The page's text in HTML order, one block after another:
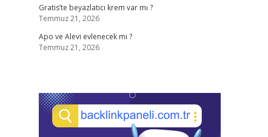
Gratis’te beyazlatıcı krem var mı ?
Temmuz 21, 2026
Apo ve Alevi evlenecek mi ?
Temmuz 21, 2026